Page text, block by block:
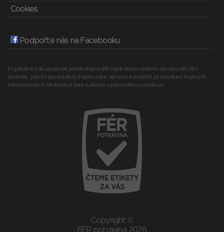
Cookies
Podpořte nás na Facebooku
Explicitně zakazujeme jakékoli použití části nebo celého obsahu těchto
stránek, jejich reprodukci, kopírování, úpravu a zvláště prezentaci na jiných
internetových stránkách bez našeho výslovného souhlasu.
Copyright ©
FÉR potravina 2026